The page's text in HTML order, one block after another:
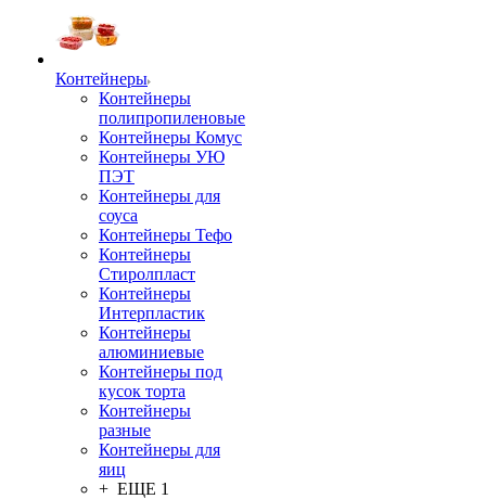
Контейнеры
Контейнеры
полипропиленовые
Контейнеры Комус
Контейнеры УЮ
ПЭТ
Контейнеры для
соуса
Контейнеры Тефо
Контейнеры
Стиролпласт
Контейнеры
Интерпластик
Контейнеры
алюминиевые
Контейнеры под
кусок торта
Контейнеры
разные
Контейнеры для
яиц
+ ЕЩЕ 1